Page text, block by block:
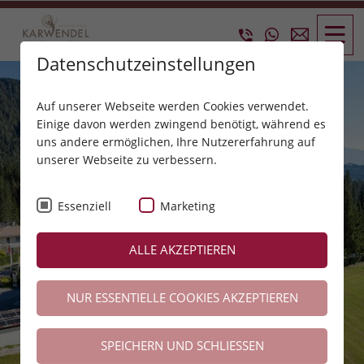
Datenschutzeinstellungen
Auf unserer Webseite werden Cookies verwendet.
Einige davon werden zwingend benötigt, während es
uns andere ermöglichen, Ihre Nutzererfahrung auf
unserer Webseite zu verbessern.
Essenziell Marketing
ALLE AKZEPTIEREN
NUR ESSENTIELLE COOKIES AKZEPTIEREN
SPEICHERN UND SCHLIESSEN